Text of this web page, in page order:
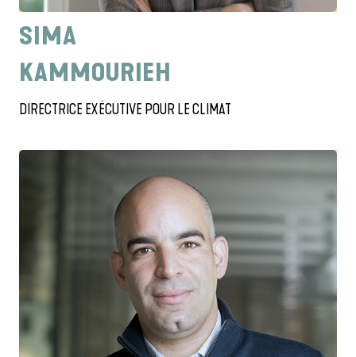
SIMA
KAMMOURIEH
DIRECTRICE EXÉCUTIVE POUR LE CLIMAT